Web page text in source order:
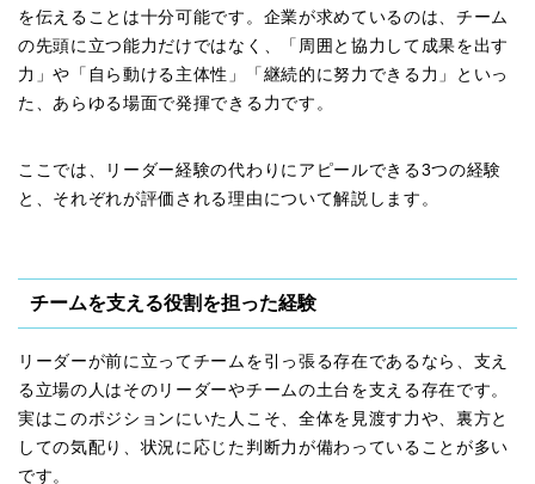
を伝えることは十分可能です。企業が求めているのは、チーム
の先頭に立つ能力だけではなく、「周囲と協力して成果を出す
力」や「自ら動ける主体性」「継続的に努力できる力」といっ
た、あらゆる場面で発揮できる力です。
ここでは、リーダー経験の代わりにアピールできる3つの経験
と、それぞれが評価される理由について解説します。
チームを支える役割を担った経験
リーダーが前に立ってチームを引っ張る存在であるなら、支え
る立場の人はそのリーダーやチームの土台を支える存在です。
実はこのポジションにいた人こそ、全体を見渡す力や、裏方と
しての気配り、状況に応じた判断力が備わっていることが多い
です。